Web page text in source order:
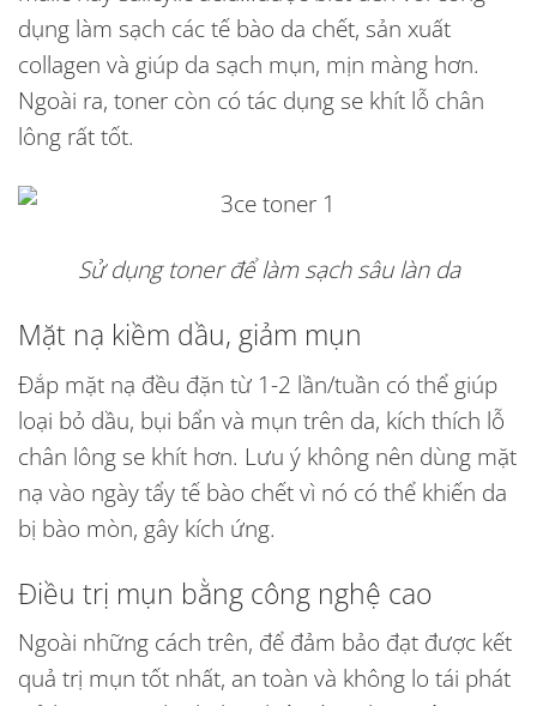
dụng làm sạch các tế bào da chết, sản xuất
collagen và giúp da sạch mụn, mịn màng hơn.
Ngoài ra, toner còn có tác dụng se khít lỗ chân
lông rất tốt.
Sử dụng toner để làm sạch sâu làn da
Mặt nạ kiềm dầu, giảm mụn
Đắp mặt nạ đều đặn từ 1-2 lần/tuần có thể giúp
loại bỏ dầu, bụi bẩn và mụn trên da, kích thích lỗ
chân lông se khít hơn. Lưu ý không nên dùng mặt
nạ vào ngày tẩy tế bào chết vì nó có thể khiến da
bị bào mòn, gây kích ứng.
Điều trị mụn bằng công nghệ cao
Ngoài những cách trên, để đảm bảo đạt được kết
quả trị mụn tốt nhất, an toàn và không lo tái phát